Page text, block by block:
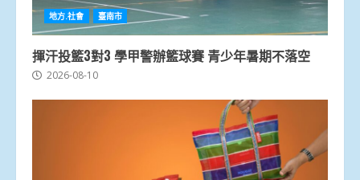
地方.社會 臺南市
揮汗投籃3對3 學甲警辦籃球賽 青少年暑期不落空
2026-08-10